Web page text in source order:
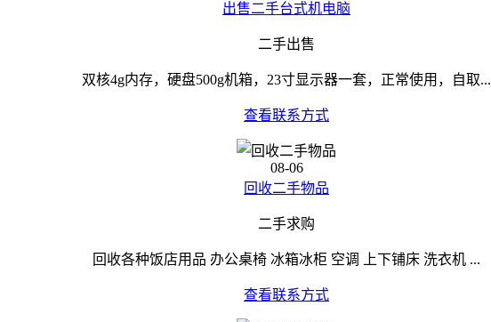
出售二手台式机电脑
二手出售
双核4g内存，硬盘500g机箱，23寸显示器一套，正常使用，自取...
查看联系方式
08-06
回收二手物品
二手求购
回收各种饭店用品 办公桌椅 冰箱冰柜 空调 上下铺床 洗衣机 ...
查看联系方式